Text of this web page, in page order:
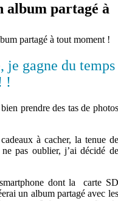
album partagé à
partagé à tout moment !
je gagne du temps
!
prendre des tas de photos
à cacher, la tenue de
pas oublier, j’ai décidé de
dont la carte SD
un album partagé avec les